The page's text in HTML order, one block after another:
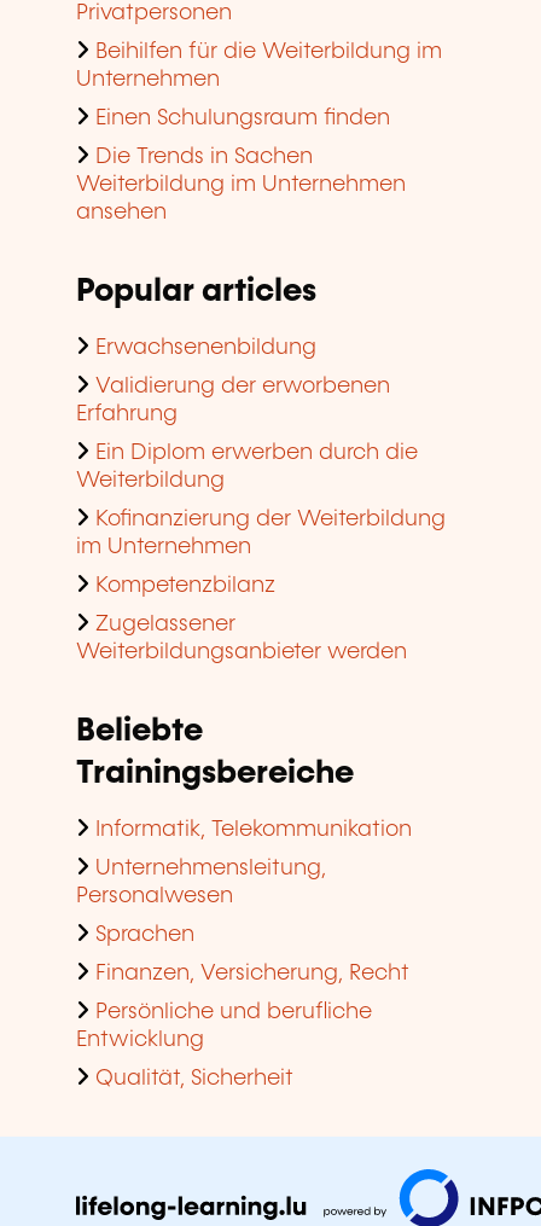
Privatpersonen
Beihilfen für die Weiterbildung im
Unternehmen
Einen Schulungsraum finden
Die Trends in Sachen
Weiterbildung im Unternehmen
ansehen
Popular articles
Erwachsenenbildung
Validierung der erworbenen
Erfahrung
Ein Diplom erwerben durch die
Weiterbildung
Kofinanzierung der Weiterbildung
im Unternehmen
Kompetenzbilanz
Zugelassener
Weiterbildungsanbieter werden
Beliebte
Trainingsbereiche
Informatik, Telekommunikation
Unternehmensleitung,
Personalwesen
Sprachen
Finanzen, Versicherung, Recht
Persönliche und berufliche
Entwicklung
Qualität, Sicherheit